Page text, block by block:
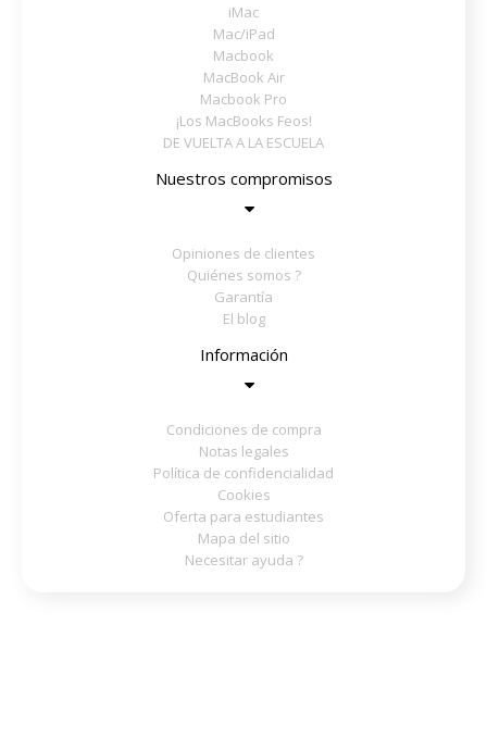
iMac
Mac/iPad
Macbook
MacBook Air
Macbook Pro
¡Los MacBooks Feos!
DE VUELTA A LA ESCUELA
Nuestros compromisos
Opiniones de clientes
Quiénes somos ?
Garantía
El blog
Información
Condiciones de compra
Notas legales
Política de confidencialidad
Cookies
Oferta para estudiantes
Mapa del sitio
Necesitar ayuda ?